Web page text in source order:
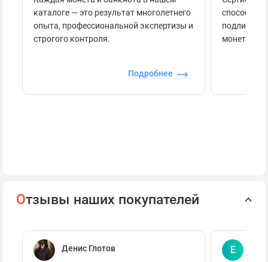
каталоге — это результат многолетнего
опыта, профессиональной экспертизы и
строгого контроля.
Подробнее
способов
монеты.
Отзывы наших покупателей
Денис Глотов Е